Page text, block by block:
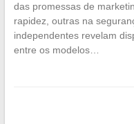
das promessas de
rapidez, outras na
independentes revelam
entre os modelos…